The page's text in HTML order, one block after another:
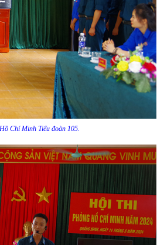
Chí Minh Tiểu đoàn 105.